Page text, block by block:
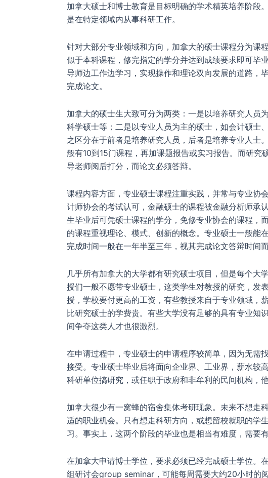
加拿大硕士和博士教育是目标明确的学术精英培养阶段
是在特定领域内从事科研工作。
针对大部分专业领域和方向，加拿大的硕士课程分为课
似于本科课程，修完指定的学分并达到成绩要求即可毕
导师边工作边学习，实现操作和理论双向发展的道路，
完成论文。
加拿大的硕士生大致可分为两类：一是以培养研究人员
科学硕士等；二是以专业人员为主的硕士，如会计硕士
之区分在于前者是培养研究人员，后者是培养专业人士
般有10到15门课程，再加课题报告或实习报告。而研
导老师阅后打分，而论文必须答辩。
课程内容方面，专业硕士课程注重实践，并常与专业协
计师协会的考试认可，金融硕士的课程被金融分析师承
生毕业后可凭硕士课程的学分，免修专业协会的课程，
的课程重视理论、模式、创新的概念。专业硕士一般能
完成时间一般在一年半至三年，视其完成论文答辩时间而
几乎所有加拿大的大学都有研究硕士项目，但是每个大
授们一般不愿带专业硕士，这类学生对教授的研究，发
授，学校要付更高的工资，有些教授来自于专业领域，
比研究硕士的学费贵。有些大学没有足够的具有专业知
间争夺这类人才也很激烈。
在申请过程中，专业硕士的申请程序较简单，因为无需
接受。专业硕士毕业后将面向企业界、工业界，薪水较
科研单位搞研究，或任职于政府和非牟利的民间机构，
加拿大很少有一窝蜂的宿舍集体考研现象。未来不想走
适的职业机会。只有想走科研方向，或想留校就职的学
习。事实上，这两个阶段的毕业也是相当有难度，需要
在加拿大申请博士学位，要求必须已经完成硕士学位。
组研讨会group seminar，可能每周需要大约20小时的